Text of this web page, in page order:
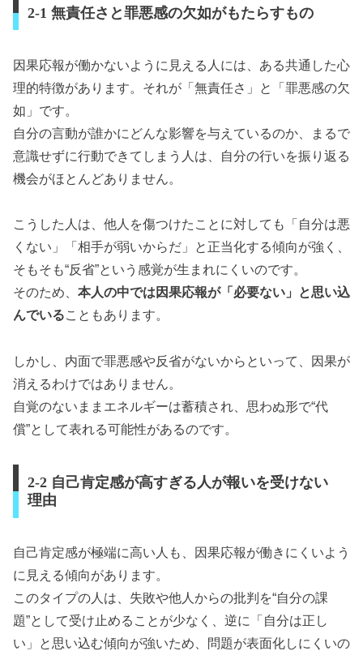
2-1 無責任さと罪悪感の欠如がもたらすもの
因果応報が働かないように見える人には、ある共通した心
理的特徴があります。それが「無責任さ」と「罪悪感の欠
如」です。
自分の言動が誰かにどんな影響を与えているのか、まるで
意識せずに行動できてしまう人は、自分の行いを振り返る
機会がほとんどありません。
こうした人は、他人を傷つけたことに対しても「自分は悪
くない」「相手が弱いからだ」と正当化する傾向が強く、
そもそも“反省”という感覚が生まれにくいのです。
そのため、 本人の中では因果応報が「必要ない」と思い込
んでいることもあります。
しかし、内面で罪悪感や反省がないからといって、因果が
消えるわけではありません。
自覚のないままエネルギーは蓄積され、思わぬ形で“代
償”として表れる可能性があるのです。
2-2 自己肯定感が高すぎる人が報いを受けない
理由
自己肯定感が極端に高い人も、因果応報が働きにくいよう
に見える傾向があります。
このタイプの人は、失敗や他人からの批判を“自分の課
題”として受け止めることが少なく、逆に「自分は正し
い」と思い込む傾向が強いため、問題が表面化しにくいの